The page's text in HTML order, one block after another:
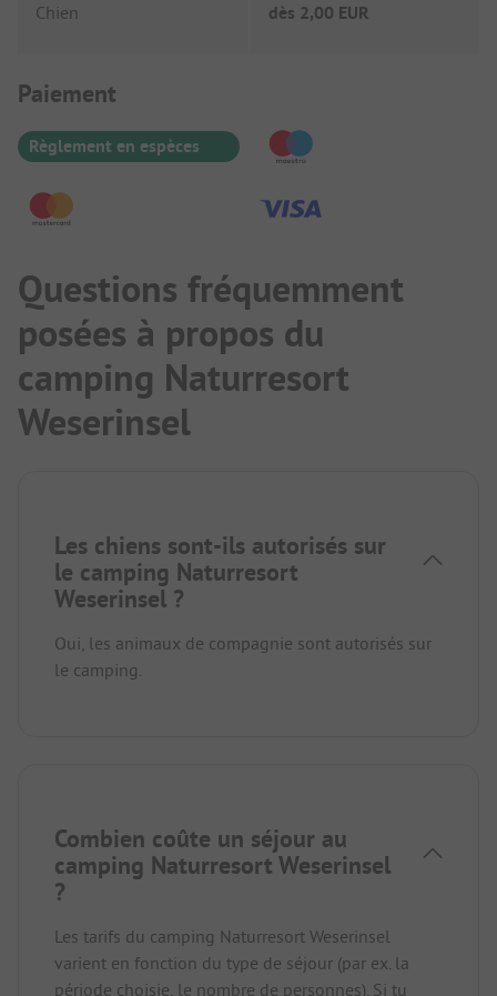
Chien dès 2,00 EUR
Informations de paiement
Paiement
Règlement en espèces
Questions fréquemment
posées à propos du
camping Naturresort
Weserinsel
Les chiens sont-ils autorisés sur
le camping Naturresort
Weserinsel ?
Oui, les animaux de compagnie sont autorisés sur
le camping.
Combien coûte un séjour au
camping Naturresort Weserinsel
?
Les tarifs du camping Naturresort Weserinsel
varient en fonction du type de séjour (par ex. la
période choisie, le nombre de personnes). Si tu